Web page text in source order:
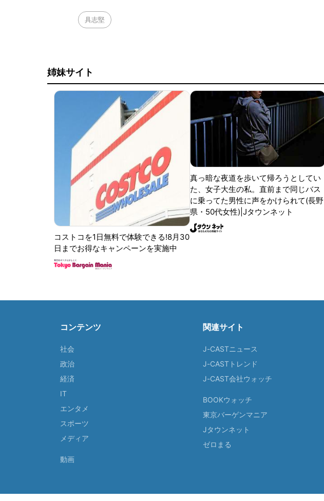
具志堅
姉妹サイト
コストコを1日無料で体験できる!8月30
日までお得なキャンペーンを実施中
真っ暗な夜道を歩いて帰ろうとしてい
た、女子大生の私。直前まで同じバス
に乗ってた男性に声をかけられて(長野
県・50代女性)|Jタウンネット
コンテンツ
社会
政治
経済
IT
エンタメ
スポーツ
メディア
動画
関連サイト
J-CASTニュース
J-CASTトレンド
J-CAST会社ウォッチ
BOOKウォッチ
東京バーゲンマニア
Jタウンネット
ゼロまる